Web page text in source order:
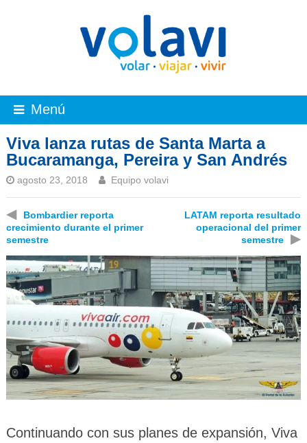
Menú
Viva lanza rutas de Santa Marta a
Bucaramanga, Pereira y San Andrés
agosto 23, 2018 Equipo volavi
◀
Bombardier reporta
crecimiento durante el primer
semestre
LATAM reporta resultado
operacional del primer
semestre
▶
Continuando con sus planes de expansión, Viva